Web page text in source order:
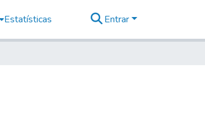
Estatísticas Entrar